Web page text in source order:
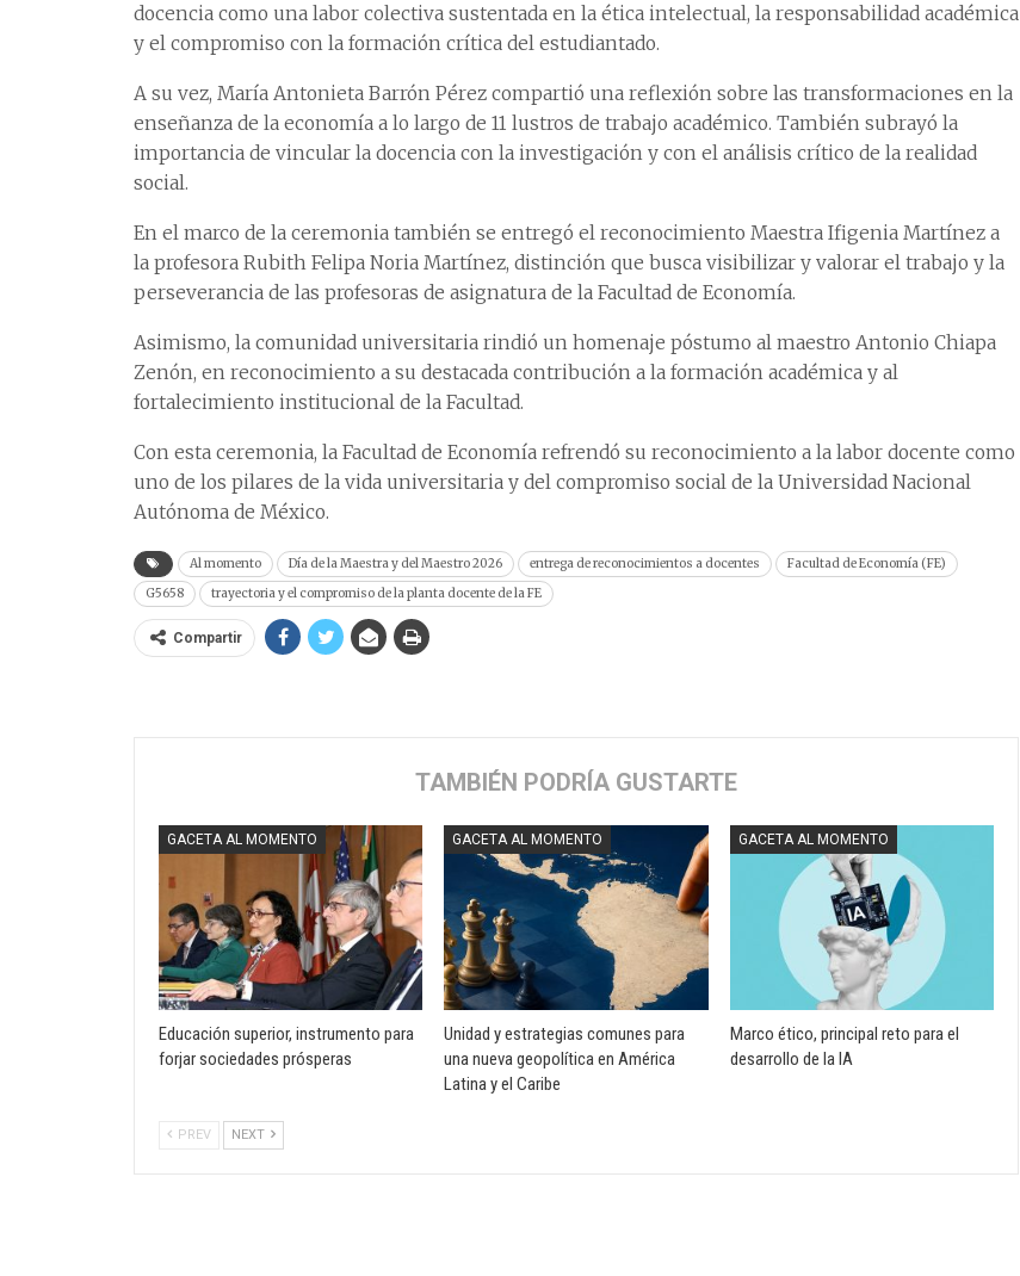
docencia como una labor colectiva sustentada en la ética intelectual, la responsabilidad académica
y el compromiso con la formación crítica del estudiantado.
A su vez, María Antonieta Barrón Pérez compartió una reflexión sobre las transformaciones en la
enseñanza de la economía a lo largo de 11 lustros de trabajo académico. También subrayó la
importancia de vincular la docencia con la investigación y con el análisis crítico de la realidad
social.
En el marco de la ceremonia también se entregó el reconocimiento Maestra Ifigenia Martínez a
la profesora Rubith Felipa Noria Martínez, distinción que busca visibilizar y valorar el trabajo y la
perseverancia de las profesoras de asignatura de la Facultad de Economía.
Asimismo, la comunidad universitaria rindió un homenaje póstumo al maestro Antonio Chiapa
Zenón, en reconocimiento a su destacada contribución a la formación académica y al
fortalecimiento institucional de la Facultad.
Con esta ceremonia, la Facultad de Economía refrendó su reconocimiento a la labor docente como
uno de los pilares de la vida universitaria y del compromiso social de la Universidad Nacional
Autónoma de México.
Al momento Día de la Maestra y del Maestro 2026 entrega de reconocimientos a docentes
Facultad de Economía (FE)
G5658
trayectoria y el compromiso de la planta docente de la FE
Compartir
TAMBIÉN PODRÍA GUSTARTE
GACETA AL MOMENTO
Educación superior, instrumento para
forjar sociedades prósperas
GACETA AL MOMENTO
Unidad y estrategias comunes para
una nueva geopolítica en América
Latina y el Caribe
GACETA AL MOMENTO
Marco ético, principal reto para el
desarrollo de la IA
PREV NEXT